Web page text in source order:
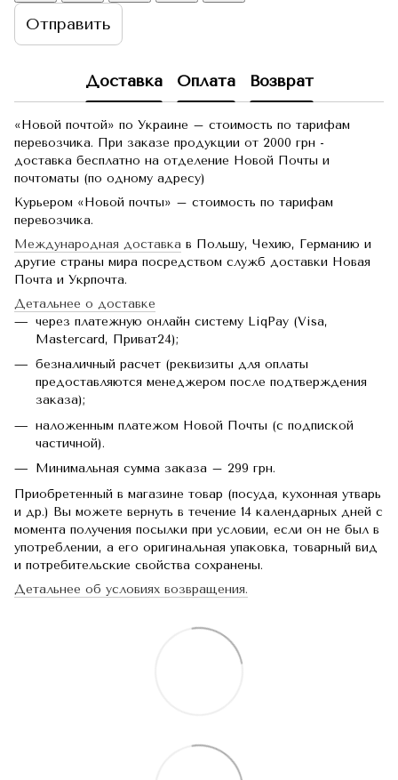
Отправить
Доставка Оплата Возврат
«Новой почтой» по Украине – стоимость по тарифам
перевозчика. При заказе продукции от 2000 грн -
доставка бесплатно на отделение Новой Почты и
почтоматы (по одному адресу)
Курьером «Новой почты» – стоимость по тарифам
перевозчика.
Международная доставка в Польшу, Чехию, Германию и
другие страны мира посредством служб доставки Новая
Почта и Укрпочта.
Детальнее о доставке
через платежную онлайн систему LiqPay (Visa,
Mastercard, Приват24);
безналичный расчет (реквизиты для оплаты
предоставляются менеджером после подтверждения
заказа);
наложенным платежом Новой Почты (с подпиской
частичной).
Минимальная сумма заказа – 299 грн.
Приобретенный в магазине товар (посуда, кухонная утварь
и др.) Вы можете вернуть в течение 14 календарных дней с
момента получения посылки при условии, если он не был в
употреблении, а его оригинальная упаковка, товарный вид
и потребительские свойства сохранены.
Детальнее об условиях возвращения.